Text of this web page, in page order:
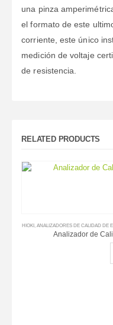
una pinza
el formato de este
corriente, este único
medición de voltaje
de resistencia.
RELATED PRODUCTS
HIOKI , ANALIZADORES DE CALIDAD DE
Analizador de